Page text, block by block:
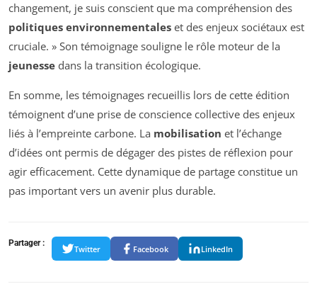
changement, je suis conscient que ma compréhension des
politiques environnementales et des enjeux sociétaux est
cruciale. » Son témoignage souligne le rôle moteur de la
jeunesse dans la transition écologique.
En somme, les témoignages recueillis lors de cette édition
témoignent d’une prise de conscience collective des enjeux
liés à l’empreinte carbone. La mobilisation et l’échange
d’idées ont permis de dégager des pistes de réflexion pour
agir efficacement. Cette dynamique de partage constitue un
pas important vers un avenir plus durable.
Partager :
Twitter Facebook LinkedIn